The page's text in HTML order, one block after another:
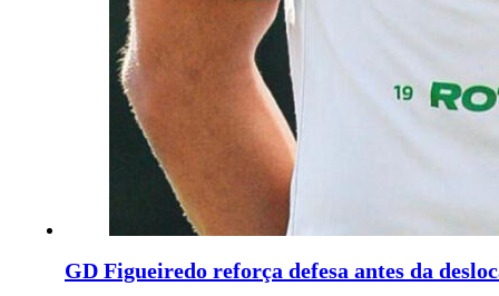
GD Figueiredo reforça defesa antes da